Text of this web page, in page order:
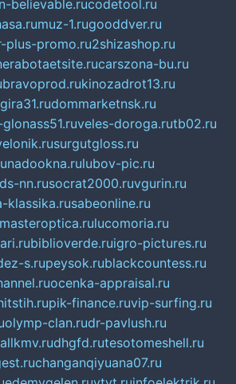
believable.rucodetool.ru
muz-1.rugooddver.ru
plus-promo.ru2shizashop.ru
carszona-bu.ru
bravoprod.rukinozadrot13.ru
dommarketnsk.ru
veles-doroga.rutb02.ru
surgutgloss.ru
nadookna.rulubov-pic.ru
nn.rusocrat2000.ruvgurin.ru
klassika.rusabeonline.ru
masteroptica.rulucomoria.ru
biblioverde.ruigro-pictures.ru
s.rupeysok.rublackcountess.ru
ocenka-appraisal.ru
pik-finance.ruvip-surfing.ru
olymp-clan.rudr-pavlush.ru
allkmv.rudhgfd.rutesotomeshell.ru
changanqiyuana07.ru